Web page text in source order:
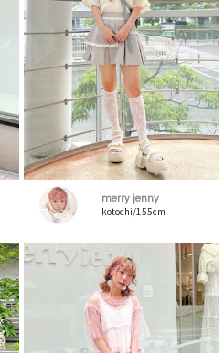
merry jenny
kotochi/155cm